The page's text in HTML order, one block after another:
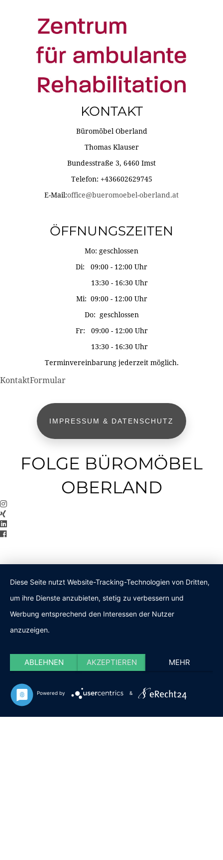
KONTAKT
Büromöbel Oberland
Thomas Klauser
Bundesstraße 3, 6460 Imst
Telefon: +436602629745
E-Mail:office@bueromoebel-oberland.at
ÖFFNUNGSZEITEN
Mo: geschlossen
Di: 09:00 - 12:00 Uhr
13:30 - 16:30 Uhr
Mi: 09:00 - 12:00 Uhr
Do: geschlossen
Fr: 09:00 - 12:00 Uhr
13:30 - 16:30 Uhr
Terminvereinbarung jederzeit möglich.
KontaktFormular
IMPRESSUM & DATENSCHUTZ
FOLGE BÜROMÖBEL
OBERLAND
Diese Seite nutzt Website-Tracking-Technologien von Dritten,
um ihre Dienste anzubieten, stetig zu verbessern und
Werbung entsprechend den Interessen der Nutzer
anzuzeigen.
ABLEHNEN AKZEPTIEREN MEHR
Powered by &